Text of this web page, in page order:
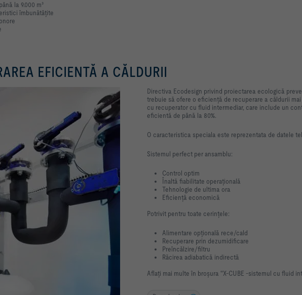
la 9.000 m³
îmbunătățite
EFICIENTĂ A CĂLDURII
Directiva Ecodesign privind proiectarea ecologică
trebuie să ofere o eficiență de recuperare a căldurii mai
cu recuperator cu fluid intermediar, care include un
eficientă de până la 80%.
O caracteristica speciala este reprezentata de datele
Sistemul perfect per ansamblu:
Control optim
Înaltă fiabilitate operațională
Tehnologie de ultima ora
Eficiență economică
Potrivit pentru toate cerințele:
Alimentare opțională rece/cald
Recuperare prin dezumidificare
Preîncălzire/filtru
Răcirea adiabatică indirectă
Aflați mai multe în broșura "X-CUBE -sistemul cu fluid